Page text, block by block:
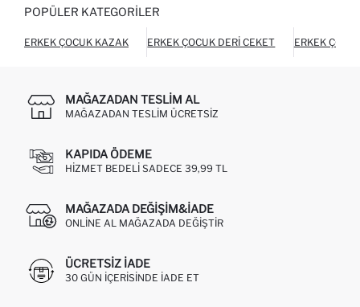
POPÜLER KATEGORILER
ERKEK ÇOCUK KAZAK ERKEK ÇOCUK DERI CEKET ERKEK
MAĞAZADAN TESLIM AL
MAĞAZADAN TESLIM ÜCRETSIZ
KAPIDA ÖDEME
HIZMET BEDELI SADECE 39,99 TL
MAĞAZADA DEĞIŞIM&İADE
ONLINE AL MAĞAZADA DEĞIŞTIR
ÜCRETSIZ IADE
30 GÜN IÇERISINDE IADE ET